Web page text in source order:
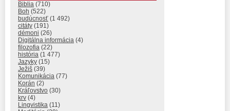
Biblia (710)
Boh (522)
budúcnosť (1 492)
citáty (191)
démoni (26)
Digitálna informácia (4)
filozofia (22)
história (1 477)
Jazyky (15)
Ježiš (39)
Komunikácia (77)
Korán (2)
Kráľovstvo (30)
krv (4)
Lingvistika (11)